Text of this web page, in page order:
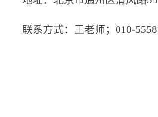
联系方式：王老师； 010-